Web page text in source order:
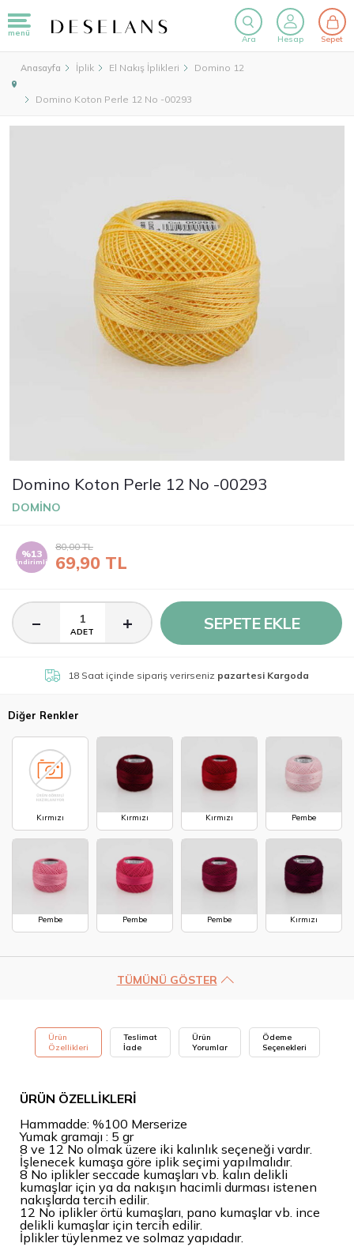
menü
Ara Hesap Sepet
Anasayfa İplik El Nakış İplikleri Domino 12
Domino Koton Perle 12 No -00293
Domino Koton Perle 12 No -00293
DOMİNO
%13
indirimli 69,90 TL
80,00TL
ADET SEPETE EKLE
18 Saat içinde sipariş verirseniz pazartesi Kargoda
Diğer Renkler
Kırmızı Kırmızı Kırmızı Pembe
Pembe Pembe Pembe Kırmızı
TÜMÜNÜ GÖSTER
Ürün
Özellikleri
Teslimat
İade
Ürün
Yorumlar
Ödeme
Seçenekleri
ÜRÜN ÖZELLİKLERİ
Hammadde: %100 Merserize
Yumak gramajı : 5 gr
8 ve 12 No olmak üzere iki kalınlık seçeneği vardır.
İşlenecek kumaşa göre iplik seçimi yapılmalıdır.
8 No iplikler seccade kumaşları vb. kalın delikli
kumaşlar için ya da nakışın hacimli durması istenen
nakışlarda tercih edilir.
12 No iplikler örtü kumaşları, pano kumaşlar vb. ince
delikli kumaşlar için tercih edilir.
İplikler tüylenmez ve solmaz yapıdadır.